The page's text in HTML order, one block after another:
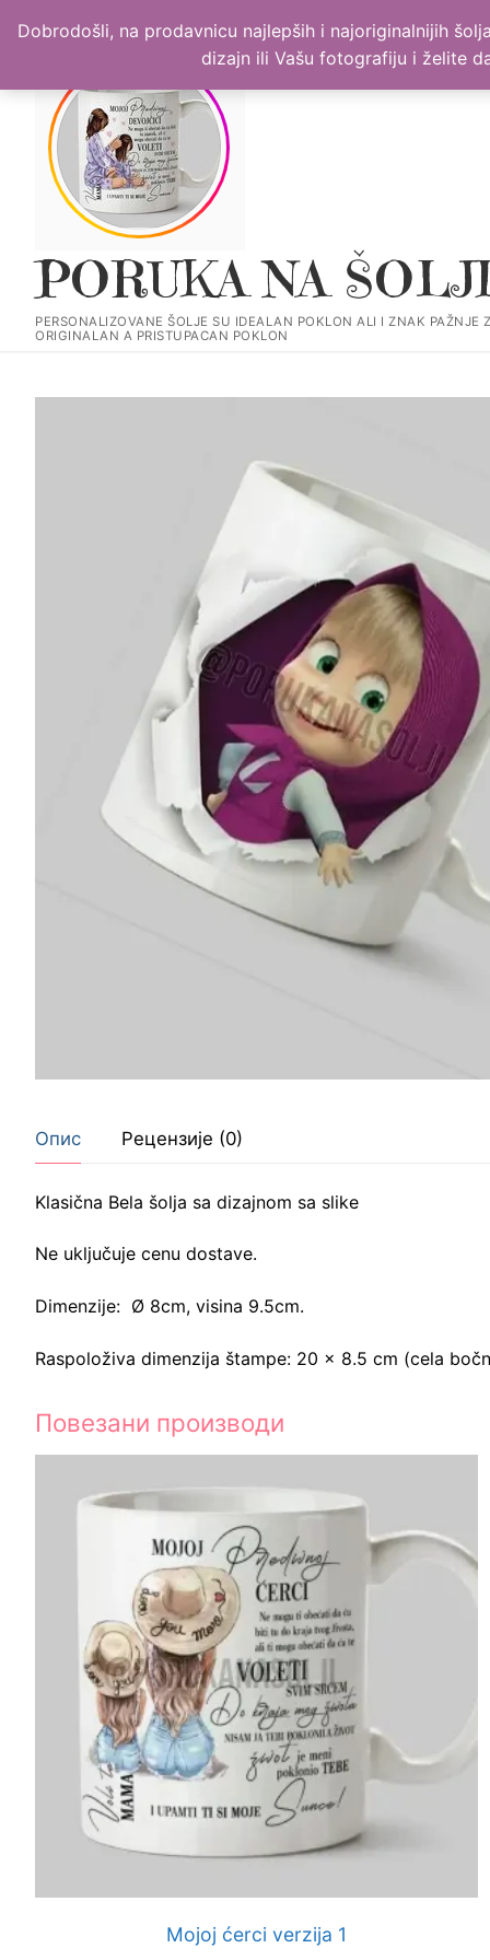
Dobrodošli, na prodavnicu najlepših i najoriginalnijih
dizajn ili Vašu fotografiju i želite
до
PERSONALIZOVANE ŠOLJE SU IDEALAN POKLON ALI I ZNAK
PORUKA NA
PERSONALIZOVANE ŠOLJE SU IDEALAN POKLON ALI I ZNAK PAŽNJE
ORIGINALAN A PRISTUPACAN POKLON
Опис Рецензије (0)
Klasična Bela šolja sa dizajnom sa slike
Ne uključuje cenu dostave.
Dimenzije: Ø 8cm, visina 9.5cm.
Raspoloživa dimenzija štampe: 20 x 8.5 cm (cela
Повезани производи
Mojoj ćerci verzija 1